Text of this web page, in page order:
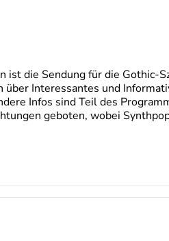
ist die Sendung für die Gothic-
Interessantes und
Infos sind Teil des
geboten, wobei